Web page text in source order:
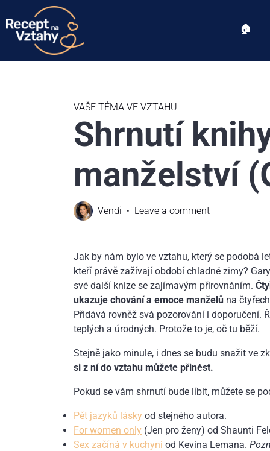
🏠︎
VAŠE TÉMA VE VZTAHU
Shrnutí
manželství
Vendi Leave a comment
Jak by nám bylo ve vztahu, který se podobá
kteří právě zažívají období chladné zimy?
své další knize se zajímavým přirovnáním.
ukazuje chování a emoce manželů na
Přidává rovněž svá pozorování i doporučení.
teplých a úrodných. Protože to je, oč tu běží.
Stejně jako minule, i dnes se budu snažit ve
si z ní do vztahu můžete přinést.
Pokud se vám shrnutí bude líbit, můžete se
Pět jazyků lásky od stejného autora.
For women only (Jen pro ženy) od Shaunti
Sex začíná v kuchyni od Kevina Lemana.